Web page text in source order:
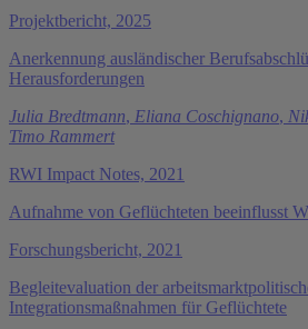
Projektbericht, 2025
Anerkennung ausländischer
Herausforderungen
Julia Bredtmann, Eliana Coschignano,
Timo Rammert
RWI Impact Notes, 2021
Aufnahme von Geflüchteten beeinflusst
Forschungsbericht, 2021
Begleitevaluation der
Integrationsmaßnahmen für Geflüchtete